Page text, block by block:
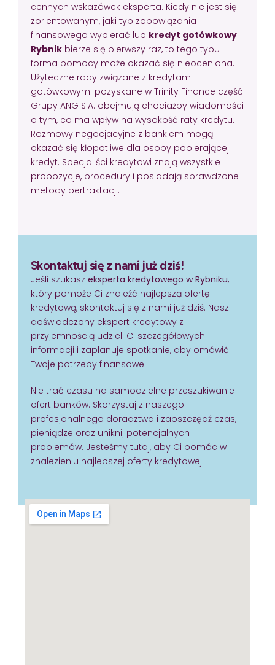
cennych wskazówek eksperta. Kiedy nie jest się
zorientowanym, jaki typ zobowiązania
finansowego wybierać lub kredyt gotówkowy
Rybnik bierze się pierwszy raz, to tego typu
forma pomocy może okazać się nieoceniona.
Użyteczne rady związane z kredytami
gotówkowymi pozyskane w Trinity Finance część
Grupy ANG S.A. obejmują chociażby wiadomości
o tym, co ma wpływ na wysokość raty kredytu.
Rozmowy negocjacyjne z bankiem mogą
okazać się kłopotliwe dla osoby pobierającej
kredyt. Specjaliści kredytowi znają wszystkie
propozycje, procedury i posiadają sprawdzone
metody pertraktacji.
Skontaktuj się z nami już dziś!
Jeśli szukasz eksperta kredytowego w Rybniku,
który pomoże Ci znaleźć najlepszą ofertę
kredytową, skontaktuj się z nami już dziś. Nasz
doświadczony ekspert kredytowy z
przyjemnością udzieli Ci szczegółowych
informacji i zaplanuje spotkanie, aby omówić
Twoje potrzeby finansowe.
Nie trać czasu na samodzielne przeszukiwanie
ofert banków. Skorzystaj z naszego
profesjonalnego doradztwa i zaoszczędź czas,
pieniądze oraz uniknij potencjalnych
problemów. Jesteśmy tutaj, aby Ci pomóc w
znalezieniu najlepszej oferty kredytowej.